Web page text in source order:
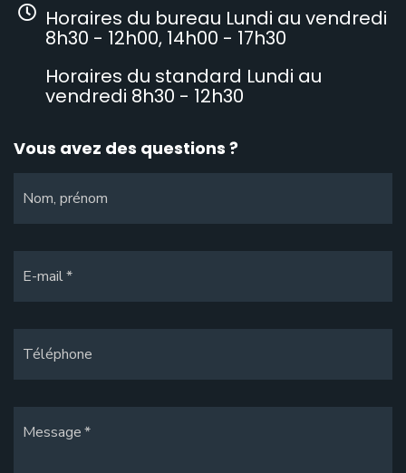
Horaires du bureau Lundi au vendredi
8h30 - 12h00, 14h00 - 17h30
Horaires du standard Lundi au
vendredi 8h30 - 12h30
Vous avez des questions ?
Nom, prénom
E-mail
Téléphone
Message